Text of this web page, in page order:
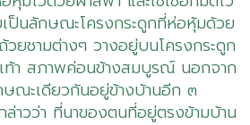
ป็นลักษณะโครงกระดูกที่ห่อหุ้มด้วย
ยชามต่างๆ วางอยู่บนโครงกระดูก
ท้า สภาพค่อนข้างสมบูรณ์ นอกจาก
ณะเดียวกันอยู่ข้างบ้านอีก ๓
าวว่า ที่นาของตนที่อยู่ตรงข้ามบ้าน